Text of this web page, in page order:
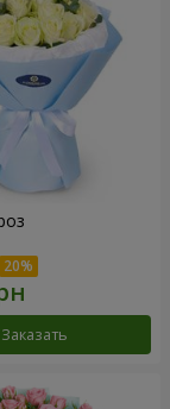
Заказать